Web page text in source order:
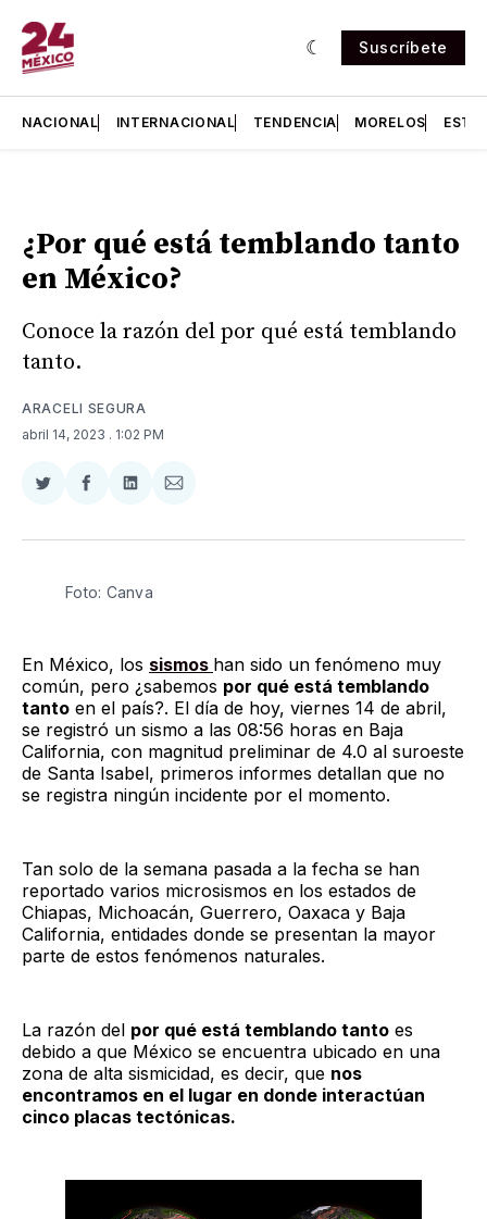
Suscríbete
NACIONAL INTERNACIONAL TENDENCIA MORELOS
¿Por qué está temblando tanto
en México?
Conoce la razón del por qué está temblando
tanto.
ARACELI SEGURA
abril 14, 2023 . 1:02 PM
Compartir
Twitter
Compartir
Facebook
Compartir
LinkedIn
Compartir
Email
Foto: Canva
En México, los sismos han sido un fenómeno muy
común, pero ¿sabemos por qué está temblando
tanto en el país?. El día de hoy, viernes 14 de abril,
se registró un sismo a las 08:56 horas en Baja
California, con magnitud preliminar de 4.0 al suroeste
de Santa Isabel, primeros informes detallan que no
se registra ningún incidente por el momento.
Tan solo de la semana pasada a la fecha se han
reportado varios microsismos en los estados de
Chiapas, Michoacán, Guerrero, Oaxaca y Baja
California, entidades donde se presentan la mayor
parte de estos fenómenos naturales.
La razón del por qué está temblando tanto es
debido a que México se encuentra ubicado en una
zona de alta sismicidad, es decir, que nos
encontramos en el lugar en donde interactúan
cinco placas tectónicas.